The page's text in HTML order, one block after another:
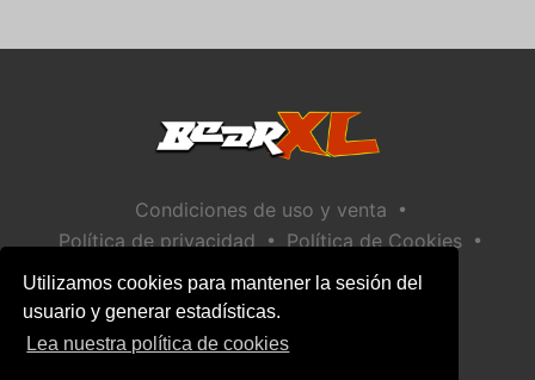
Utilizamos cookies para mantener la sesión del
usuario y generar estadísticas.
Lea nuestra política de cookies
Condiciones de uso y venta •
Política de privacidad • Política de Cookies •
Política de seguridad infantil
Ayuda / Contactar